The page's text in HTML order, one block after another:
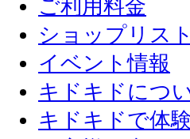
ご利用料金
ショップリスト
イベント情報
キドキドにつ
キドキドで体